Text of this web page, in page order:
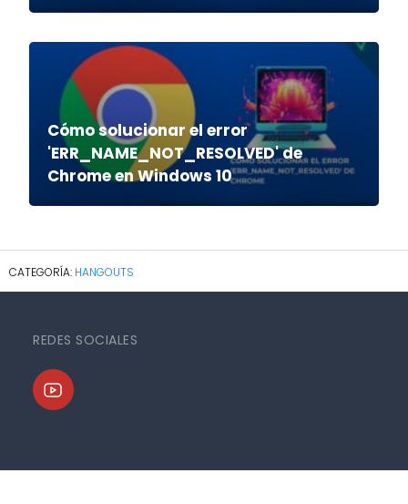
Cómo solucionar el error
'ERR_NAME_NOT_RESOLVED' de
Chrome en Windows 10
HANGOUTS
REDES SOCIALES